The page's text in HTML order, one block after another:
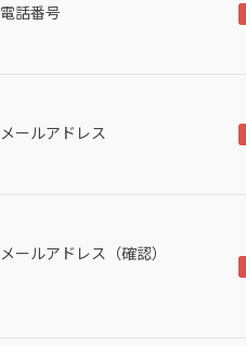
電話番号
メールアドレス
メールアドレス（確認）